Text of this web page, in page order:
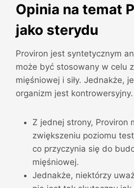
Opinia na temat
jako sterydu
Proviron jest syntetycznym
może być stosowany w celu
mięśniowej i siły. Jednakże,
organizm jest kontrowersyjny.
Z jednej strony, Proviron
zwiększeniu poziomu
co przyczynia się do
mięśniowej.
Jednakże, niektórzy